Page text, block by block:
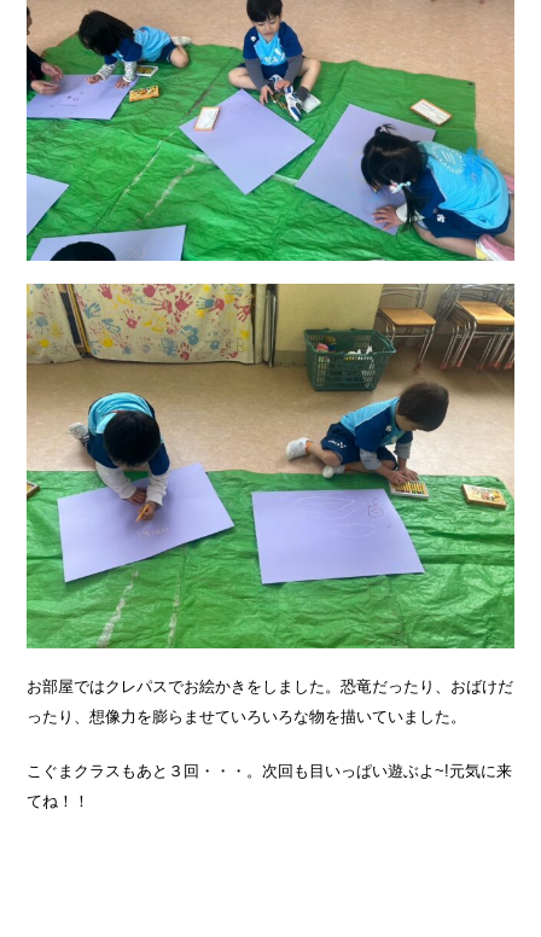
お部屋ではクレパスでお絵かきをしました。恐竜だったり、おばけだ
ったり、想像力を膨らませていろいろな物を描いていました。
こぐまクラスもあと３回・・・。次回も目いっぱい遊ぶよ~!元気に来
てね！！